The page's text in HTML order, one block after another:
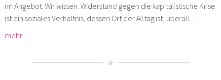
im Angebot. Wir wissen: Widerstand gegen die kapitalistische Krise
ist ein soziales Verhältnis, dessen Ort der Alltag ist, überall …
mehr …